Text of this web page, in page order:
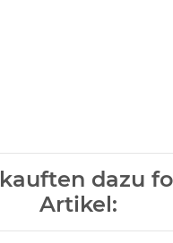
dazu
Artikel: